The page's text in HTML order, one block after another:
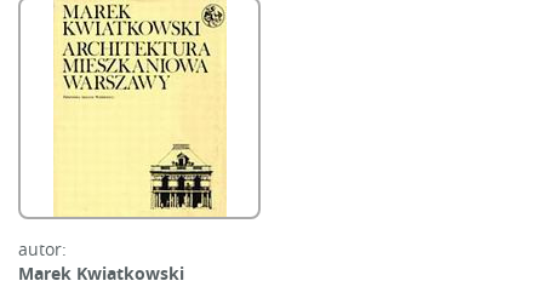
autor:
Marek Kwiatkowski